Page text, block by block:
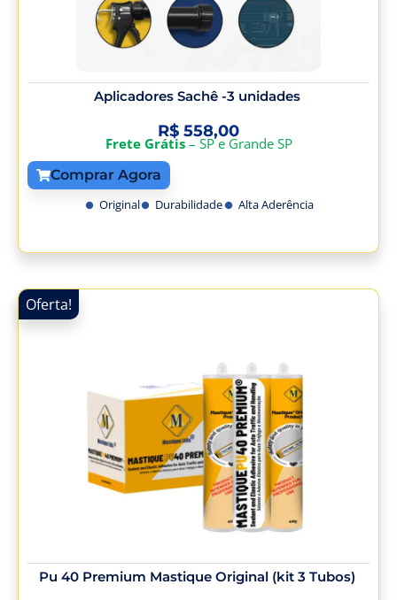
Aplicadores Sachê -3 unidades
R$ 558,00
Frete Grátis– SP e Grande SP
Comprar Agora
Original Durabilidade Alta Aderência
Oferta!
Pu 40 Premium Mastique Original (kit 3 Tubos)